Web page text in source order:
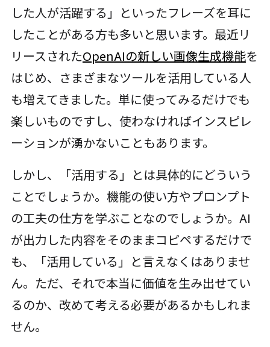
した人が活躍する」といったフレーズを耳に
したことがある方も多いと思います。最近リ
リースされたOpenAIの新しい画像生成機能を
はじめ、さまざまなツールを活用している人
も増えてきました。単に使ってみるだけでも
楽しいものですし、使わなければインスピレ
ーションが湧かないこともあります。
しかし、「活用する」とは具体的にどういう
ことでしょうか。機能の使い方やプロンプト
の工夫の仕方を学ぶことなのでしょうか。AI
が出力した内容をそのままコピペするだけで
も、「活用している」と言えなくはありませ
ん。ただ、それで本当に価値を生み出せてい
るのか、改めて考える必要があるかもしれま
せん。